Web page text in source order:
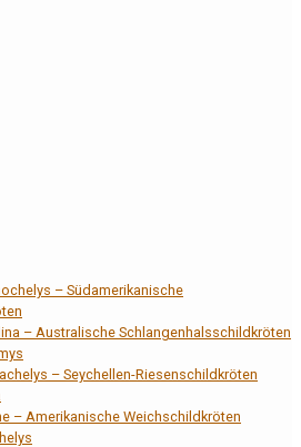
– Südamerikanische
– Australische Schlangenhalsschildkröten
– Seychellen-Riesenschildkröten
– Amerikanische Weichschildkröten